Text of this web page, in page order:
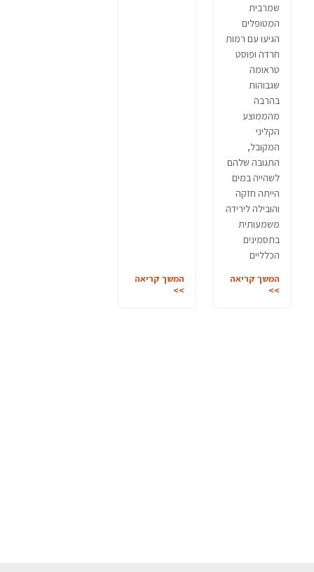
שמרבית
המטופלים
הגיעו עם רמות
חרדה ופוסט
טראומה
שגבוהות
בהרבה
מהממוצע
הקליני
המקובל,
התגובה שלהם
לשהייה במים
הייתה חזקה
והובילה לירידה
משמעותית
בתסמינים
הכלליים
המשך קריאה
>>
המשך קריאה
>>